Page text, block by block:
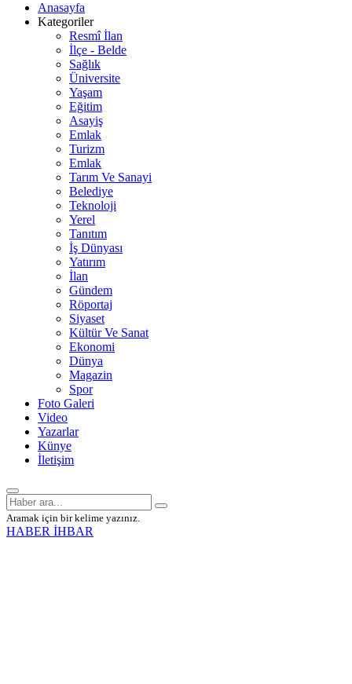
Anasayfa
Kategoriler
Resmî İlan
İlçe - Belde
Sağlık
Üniversite
Yaşam
Eğitim
Asayiş
Emlak
Turizm
Emlak
Tarım Ve Sanayi
Belediye
Teknoloji
Yerel
Tanıtım
İş Dünyası
Yatırım
İlan
Gündem
Röportaj
Siyaset
Kültür Ve Sanat
Ekonomi
Dünya
Magazin
Spor
Foto Galeri
Video
Yazarlar
Künye
İletişim
Aramak için bir kelime yazınız.
HABER İHBAR